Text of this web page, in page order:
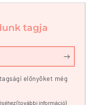
tagja
előnyöket még
(további információ)